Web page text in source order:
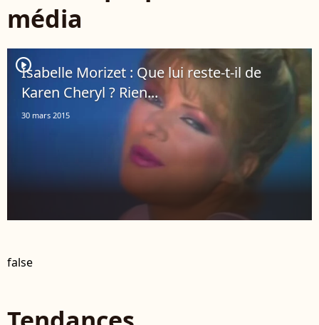
média
player2
Isabelle Morizet : Que lui reste-t-il de
Karen Cheryl ? Rien...
30 mars 2015
false